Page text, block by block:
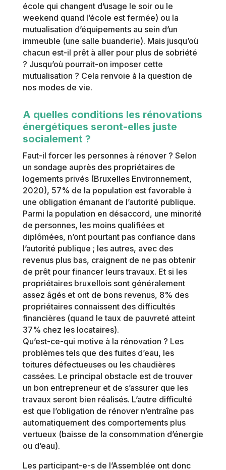
école qui changent d’usage le soir ou le
weekend quand l’école est fermée) ou la
mutualisation d’équipements au sein d’un
immeuble (une salle buanderie). Mais jusqu’où
chacun est-il prêt à aller pour plus de sobriété
? Jusqu’où pourrait-on imposer cette
mutualisation ? Cela renvoie à la question de
nos modes de vie.
A quelles conditions les rénovations
énergétiques seront-elles juste
socialement ?
Faut-il forcer les personnes à rénover ? Selon
un sondage auprès des propriétaires de
logements privés (Bruxelles Environnement,
2020), 57% de la population est favorable à
une obligation émanant de l’autorité publique.
Parmi la population en désaccord, une minorité
de personnes, les moins qualifiées et
diplômées, n’ont pourtant pas confiance dans
l’autorité publique ; les autres, avec des
revenus plus bas, craignent de ne pas obtenir
de prêt pour financer leurs travaux. Et si les
propriétaires bruxellois sont généralement
assez âgés et ont de bons revenus, 8% des
propriétaires connaissent des difficultés
financières (quand le taux de pauvreté atteint
37% chez les locataires).
Qu’est-ce-qui motive à la rénovation ? Les
problèmes tels que des fuites d’eau, les
toitures défectueuses ou les chaudières
cassées. Le principal obstacle est de trouver
un bon entrepreneur et de s’assurer que les
travaux seront bien réalisés. L’autre difficulté
est que l’obligation de rénover n’entraîne pas
automatiquement des comportements plus
vertueux (baisse de la consommation d’énergie
ou d’eau).
Les participant-e-s de l’Assemblée ont donc